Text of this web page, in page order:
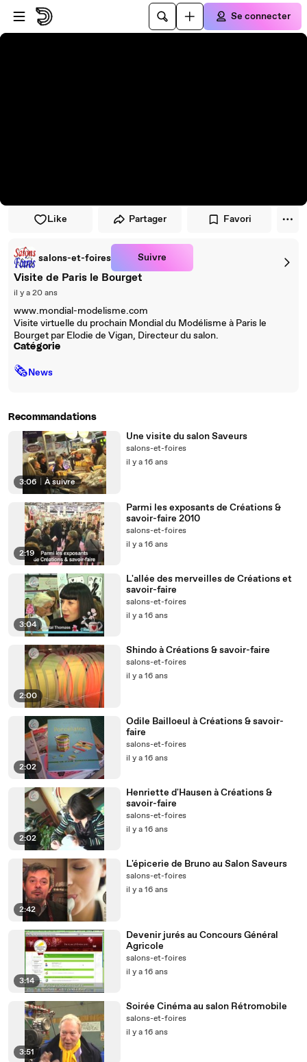
Passer au player
Passer au contenu principal
Se connecter
Like Partager Favori
salons-et-foires Suivre
Visite de Paris le Bourget
il y a 20 ans
www.mondial-modelisme.com
Visite virtuelle du prochain Mondial du Modélisme à Paris le
Bourget par Elodie de Vigan, Directeur du salon.
Catégorie
🗞News
Recommandations
3:06 À suivre
Une visite du salon Saveurs
salons-et-foires
il y a 16 ans
2:19
Parmi les exposants de Créations &
savoir-faire 2010
salons-et-foires
il y a 16 ans
3:04
L'allée des merveilles de Créations et
savoir-faire
salons-et-foires
il y a 16 ans
2:00
Shindo à Créations & savoir-faire
salons-et-foires
il y a 16 ans
2:02
Odile Bailloeul à Créations & savoir-
faire
salons-et-foires
il y a 16 ans
2:02
Henriette d'Hausen à Créations &
savoir-faire
salons-et-foires
il y a 16 ans
2:42
L'épicerie de Bruno au Salon Saveurs
salons-et-foires
il y a 16 ans
3:14
Devenir jurés au Concours Général
Agricole
salons-et-foires
il y a 16 ans
3:51
Soirée Cinéma au salon Rétromobile
salons-et-foires
il y a 16 ans